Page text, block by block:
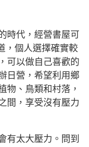
時代，經營書屋可
，個人選擇確實較
可以做自己喜歡的
日營，希望利用鄉
物、鳥類和村落，
間，享受沒有壓力
有太大壓力。問到